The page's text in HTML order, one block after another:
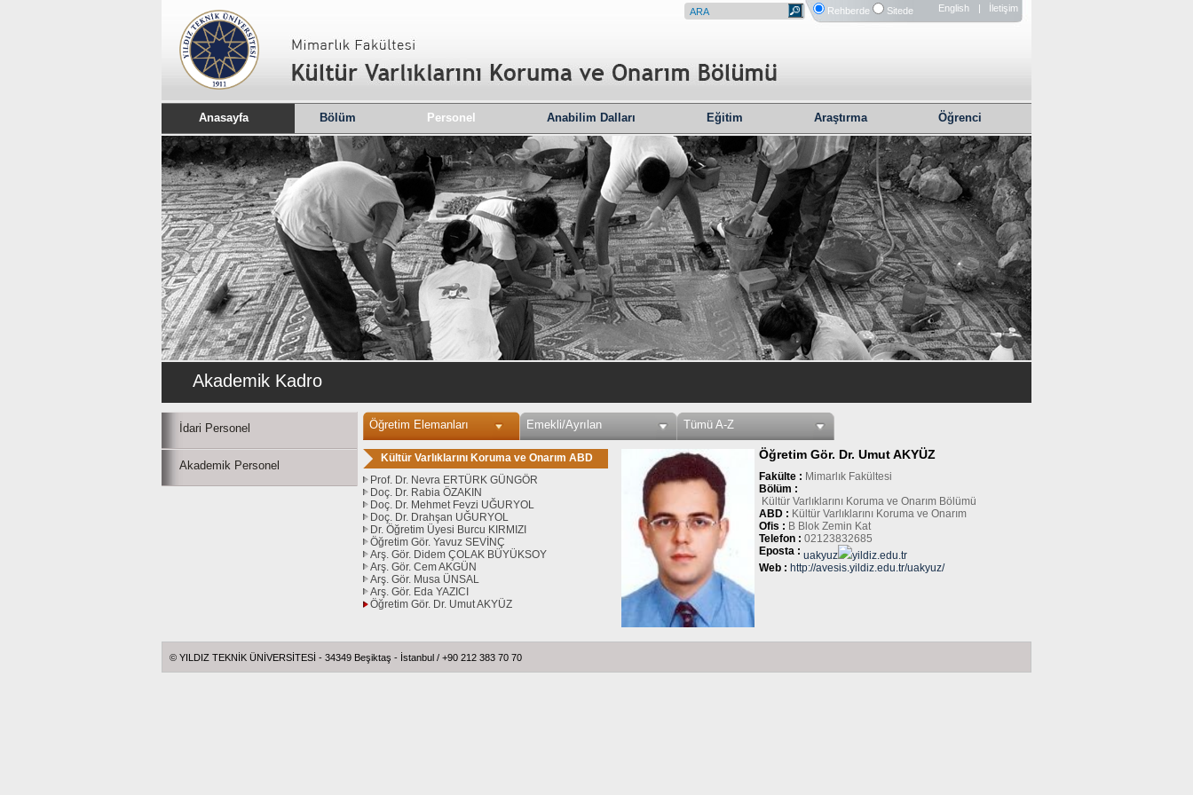
Rehberde Sitede English | İletişim
Anasayfa Bölüm Personel Anabilim Dalları Eğitim Araştırma Öğrenci
Akademik Kadro
İdari Personel
Akademik Personel
Öğretim Elemanları Emekli/Ayrılan Tümü A-Z
Kültür Varlıklarını Koruma ve Onarım ABD
Prof. Dr. Nevra ERTÜRK GÜNGÖR
Doç. Dr. Rabia ÖZAKIN
Doç. Dr. Mehmet Fevzi UĞURYOL
Doç. Dr. Drahşan UĞURYOL
Dr. Öğretim Üyesi Burcu KIRMIZI
Öğretim Gör. Yavuz SEVİNÇ
Arş. Gör. Didem ÇOLAK BÜYÜKSOY
Arş. Gör. Cem AKGÜN
Arş. Gör. Musa ÜNSAL
Arş. Gör. Eda YAZICI
Öğretim Gör. Dr. Umut AKYÜZ
Öğretim Gör. Dr. Umut AKYÜZ
Fakülte : Mimarlık Fakültesi
Bölüm :
Kültür Varlıklarını Koruma ve Onarım Bölümü
ABD : Kültür Varlıklarını Koruma ve Onarım
Ofis : B Blok Zemin Kat
Telefon : 02123832685
Eposta : uakyuz
yildiz.edu.tr
Web : http://avesis.yildiz.edu.tr/uakyuz/
© YILDIZ TEKNİK ÜNİVERSİTESİ - 34349 Beşiktaş - İstanbul / +90 212 383 70 70